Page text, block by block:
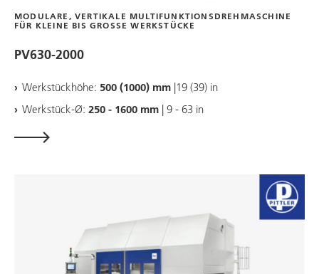
MODULARE, VERTIKALE MULTIFUNKTIONSDREHMASCHINE
FÜR KLEINE BIS GROSSE WERKSTÜCKE
PV630-2000
Werkstückhöhe: 500 (1000) mm |19 (39) in
Werkstück-Ø: 250 - 1600 mm | 9 - 63 in